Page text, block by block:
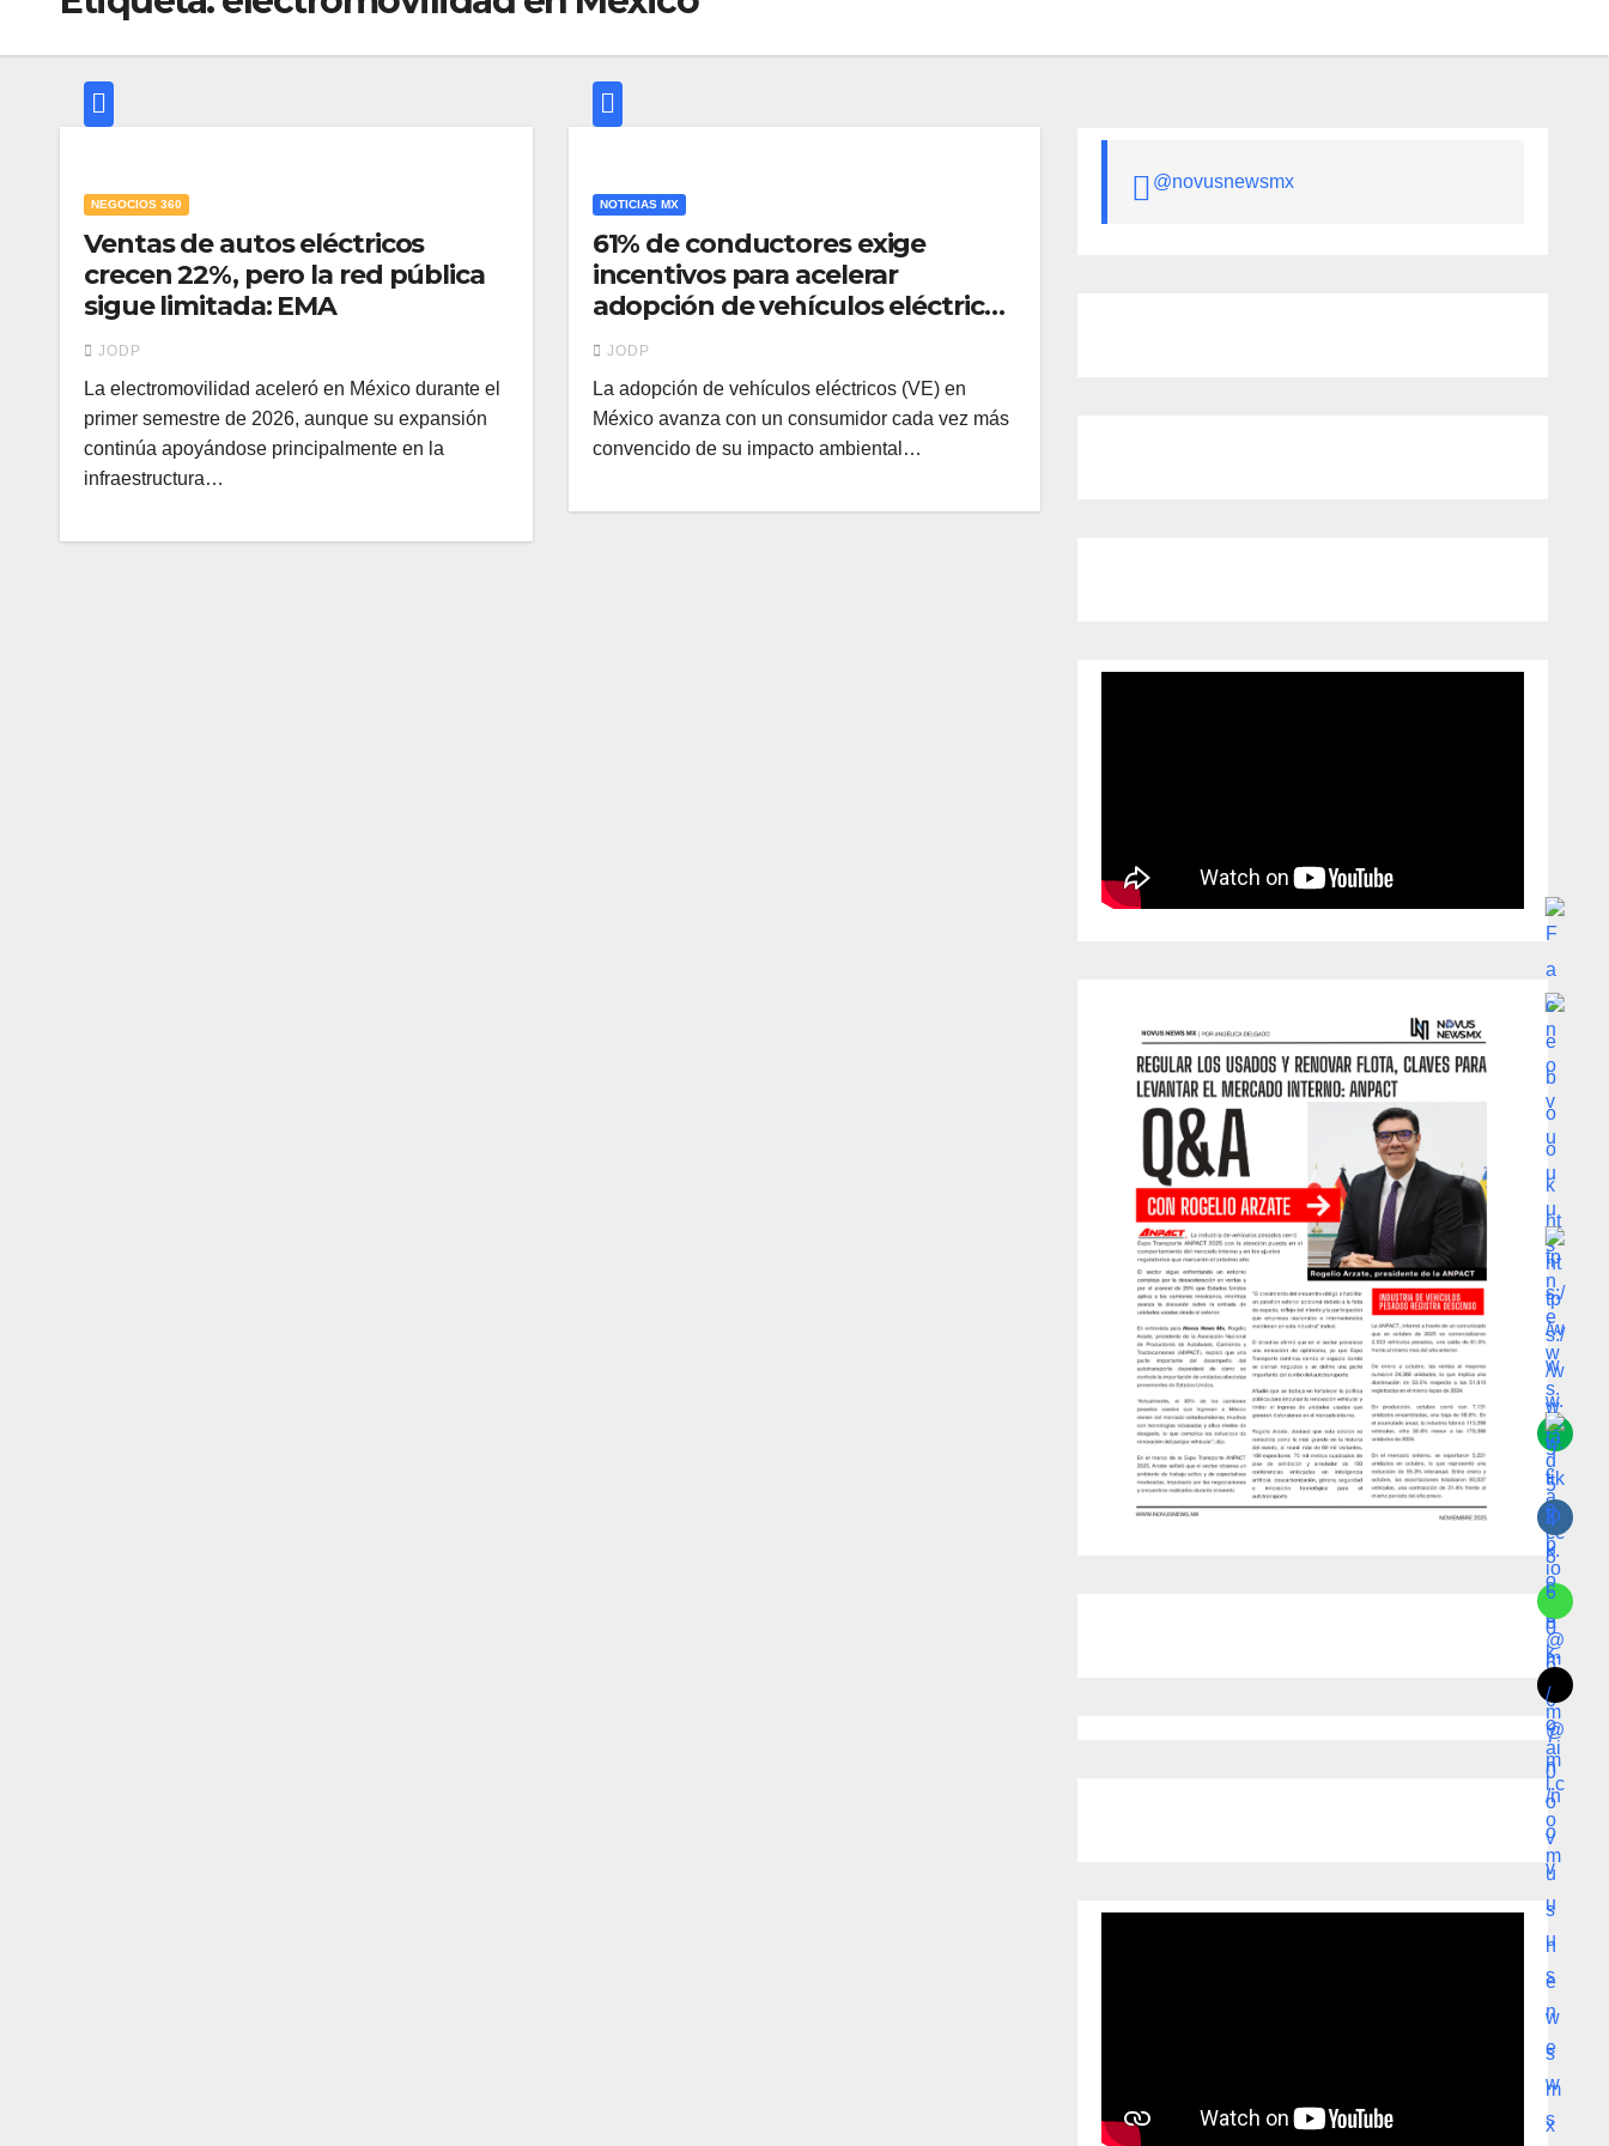
NEGOCIOS 360
Ventas de autos eléctricos
crecen 22%, pero la red pública
sigue limitada: EMA
JODP
La electromovilidad aceleró en México durante el
primer semestre de 2026, aunque su expansión
continúa apoyándose principalmente en la
infraestructura…
NOTICIAS MX
61% de conductores exige
incentivos para acelerar
adopción de vehículos eléctricos
en México
JODP
La adopción de vehículos eléctricos (VE) en
México avanza con un consumidor cada vez más
convencido de su impacto ambiental…
@novusnewsmx